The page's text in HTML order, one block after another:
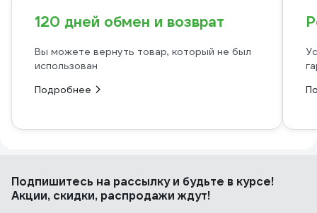
120 дней обмен и возврат
Вы можете вернуть товар, который не был
использован
Подробнее
Подпишитесь на рассылкуи будьте в курсе!
Акции, скидки, распродажи ждут!